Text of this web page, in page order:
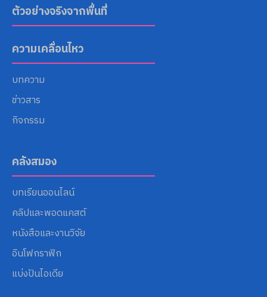
ตัวอย่างจริงจากพื้นที่
ความเคลื่อนไหว
บทความ
ข่าวสาร
กิจกรรม
คลังสมอง
บทเรียนออนไลน์
คลิปและพอดแคสต์
หนังสือและงานวิจัย
อินโฟกราฟิก
แบ่งปันไอเดีย